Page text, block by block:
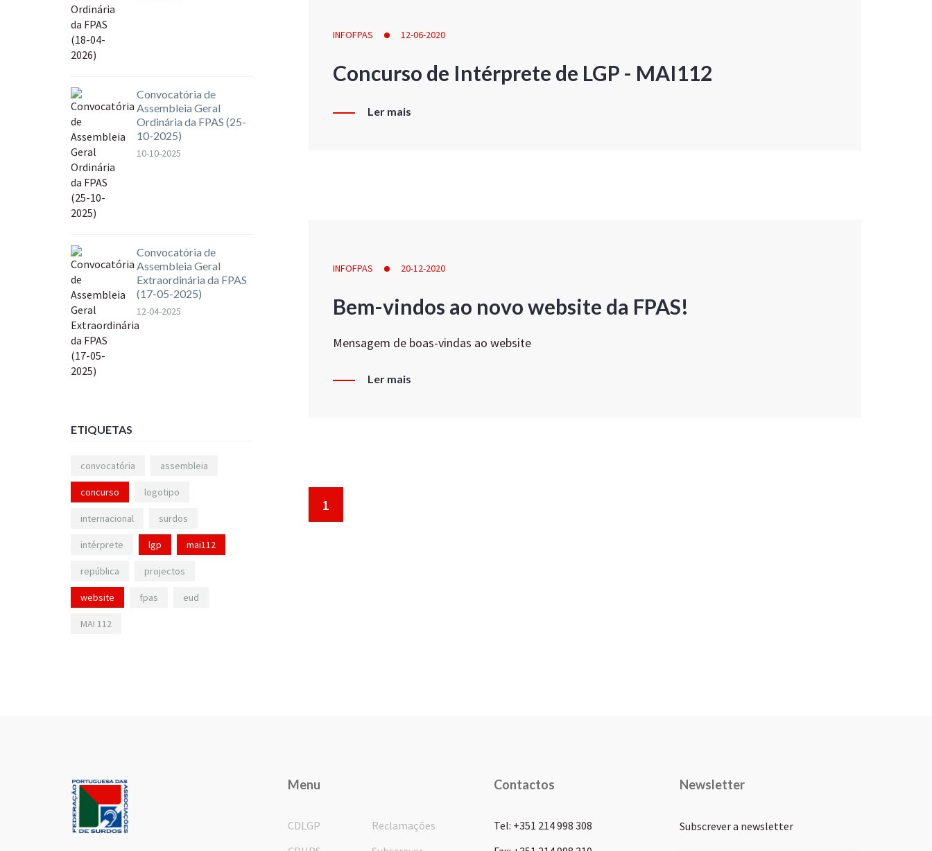
INFOFPAS 12-06-2020
Concurso de Intérprete de LGP - MAI112
Ler mais
INFOFPAS 20-12-2020
Bem-vindos ao novo website da FPAS!
Mensagem de boas-vindas ao website
Ler mais
1
Convocatória de
Assembleia Geral
Ordinária da FPAS (25-
10-2025)
10-10-2025
Convocatória de
Assembleia Geral
Extraordinária da FPAS
(17-05-2025)
12-04-2025
ETIQUETAS
convocatória assembleia
concurso logotipo
internacional surdos
intérprete lgp mai112
república projectos
website fpas eud
MAI 112
Menu
CDLGP
Reclamações
Contactos
Tel: +351 214 998 308
Newsletter
Subscrever a newsletter